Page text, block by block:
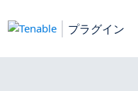
プラグイン